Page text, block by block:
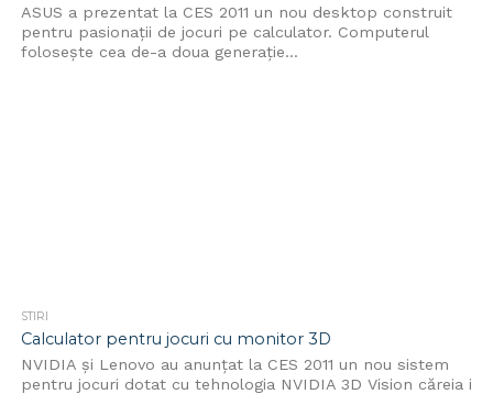
ASUS a prezentat la CES 2011 un nou desktop construit
pentru pasionații de jocuri pe calculator. Computerul
folosește cea de-a doua generație...
STIRI
Calculator pentru jocuri cu monitor 3D
NVIDIA și Lenovo au anunțat la CES 2011 un nou sistem
pentru jocuri dotat cu tehnologia NVIDIA 3D Vision căreia i